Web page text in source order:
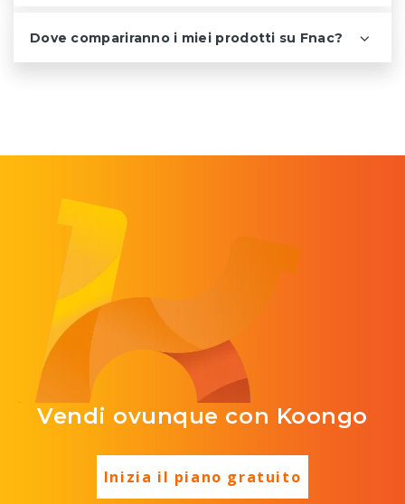
Dove compariranno i miei prodotti su Fnac?
Vendi ovunque con Koongo
Inizia il piano gratuito